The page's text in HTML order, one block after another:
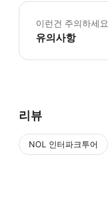
이런건 주의하세요
유의사항
리뷰
NOL 인터파크투어